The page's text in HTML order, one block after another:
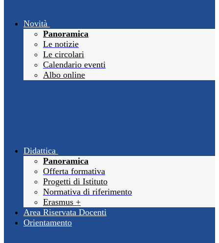
Novità
Panoramica
Le notizie
Le circolari
Calendario eventi
Albo online
Didattica
Panoramica
Offerta formativa
Progetti di Istituto
Normativa di riferimento
Erasmus +
Area Riservata Docenti
Orientamento